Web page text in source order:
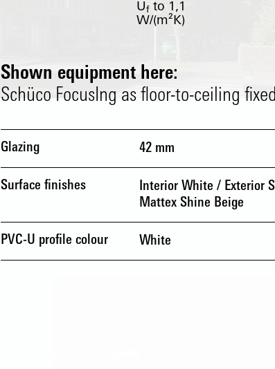
Uf to 1,1
W/(m²K)
Shown equipment here:
Schüco FocusIng as floor-to-ceiling
Glazing 42 mm
Surface finishes
Interior White / Exterior
Mattex Shine Beige
PVC-U profile colour White